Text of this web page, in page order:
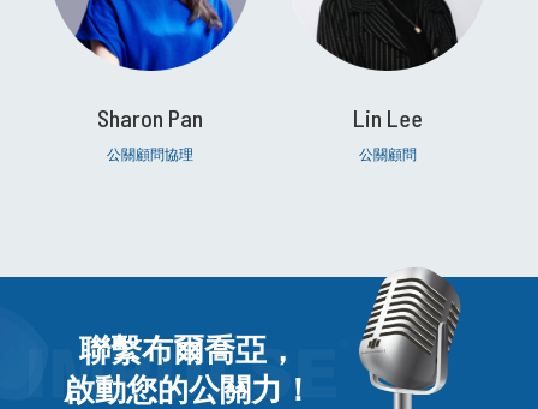
Sharon Pan
公關顧問協理
Lin Lee
公關顧問
聯繫布爾喬亞，
啟動您的公關力！